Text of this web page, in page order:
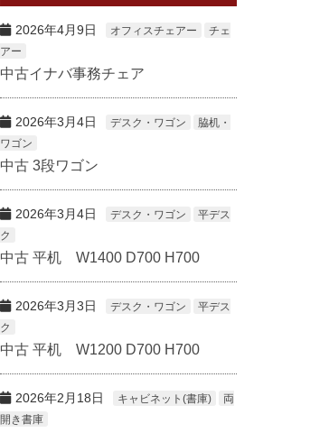
2026年4月9日 オフィスチェアー
チェ
アー
中古イナバ事務チェア
2026年3月4日 デスク・ワゴン
脇机・
ワゴン
中古 3段ワゴン
2026年3月4日 デスク・ワゴン
平デス
ク
中古 平机 W1400 D700 H700
2026年3月3日 デスク・ワゴン
平デス
ク
中古 平机 W1200 D700 H700
2026年2月18日 キャビネット(書庫)
両
開き書庫